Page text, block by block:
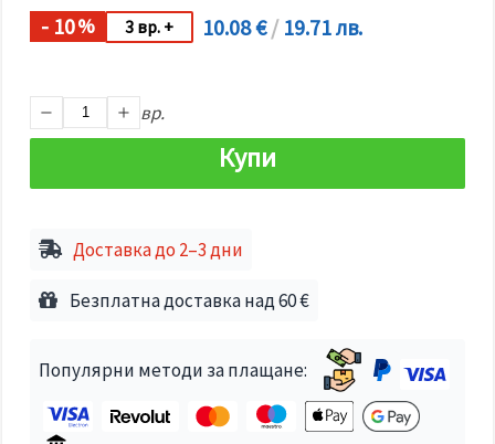
"Настройки",
дадения
"бисквитки"
и кликнеш
Приеми
всички
Настройки
- 10% 3 вр. + 10.08 €/ 19.71 лв.
вр.
Купи
Доставка до 2–3 дни
Безплатна доставка над 60 €
Популярни методи за плащане: